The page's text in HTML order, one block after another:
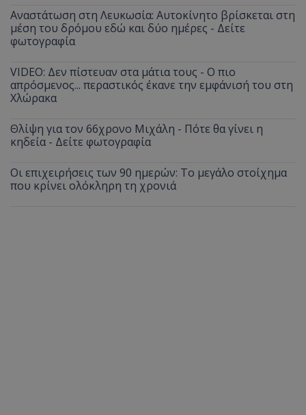
Αναστάτωση στη Λευκωσία: Αυτοκίνητο βρίσκεται στη
μέση του δρόμου εδώ και δύο ημέρες - Δείτε
φωτογραφία
VIDEO: Δεν πίστευαν στα μάτια τους - Ο πιο
απρόσμενος... περαστικός έκανε την εμφάνισή του στη
Χλώρακα
Θλίψη για τον 66χρονο Μιχάλη - Πότε θα γίνει η
κηδεία - Δείτε φωτογραφία
Οι επιχειρήσεις των 90 ημερών: Το μεγάλο στοίχημα
που κρίνει ολόκληρη τη χρονιά